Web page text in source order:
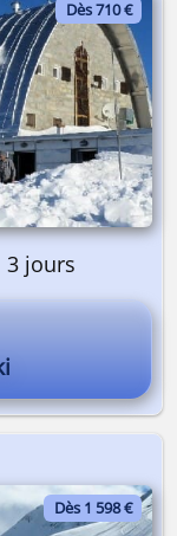
Dès 710 €
jours
Dès 1 598 €